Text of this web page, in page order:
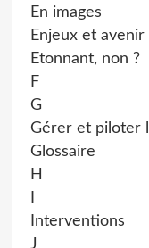
En images
Enjeux et
Etonnant, non ?
F
G
Gérer et piloter
Glossaire
H
Interventions
J